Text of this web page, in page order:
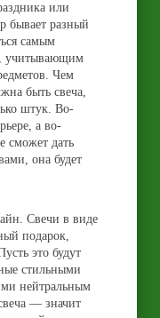
или
бывает разный
самым
учитывающим
Чем
быть свеча,
штук. Во-
а во-
сможет дать
она будет
Свечи в виде
подарок,
это будут
стильными
нейтральным
— значит